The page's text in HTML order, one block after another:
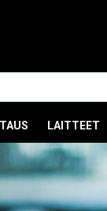
LAITTEET